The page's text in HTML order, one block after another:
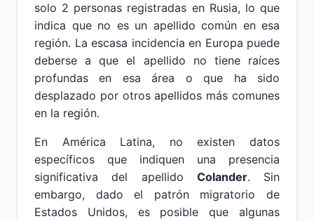
solo 2 personas registradas en Rusia, lo que
indica que no es un apellido común en esa
región. La escasa incidencia en Europa puede
deberse a que el apellido no tiene raíces
profundas en esa área o que ha sido
desplazado por otros apellidos más comunes
en la región.
En América Latina, no existen datos
específicos que indiquen una presencia
significativa del apellido Colander. Sin
embargo, dado el patrón migratorio de
Estados Unidos, es posible que algunas